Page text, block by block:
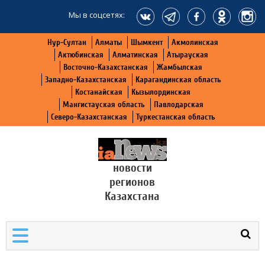
Мы в соцсетях:
Нур-Султан Алматы Шымкент
Акмолинская
Актюбинская
Алматинская
Атырауская
Восточно-Казахстанская
Жамбылская
Западно-Казахстанская
Карагандинская область
Костанайская
Кызылординская
Мангистауская область
Павлодарская
Северо-Казахстанская
Туркестанская область
новости
регионов
Казахстана